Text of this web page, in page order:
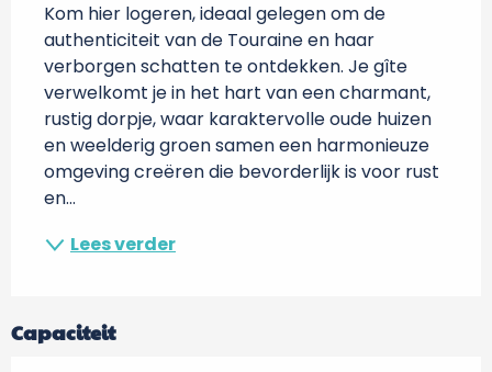
Kom hier logeren, ideaal gelegen om de
authenticiteit van de Touraine en haar
verborgen schatten te ontdekken. Je gîte
verwelkomt je in het hart van een charmant,
rustig dorpje, waar karaktervolle oude huizen
en weelderig groen samen een harmonieuze
omgeving creëren die bevorderlijk is voor rust
en...
Lees verder
Capaciteit